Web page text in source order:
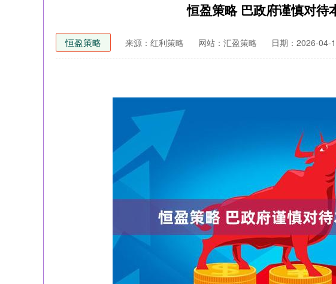
恒盈策略 巴政府谨慎对待
恒盈策略 来源：红利策略 网站：汇盈策略 日期：2026-04-